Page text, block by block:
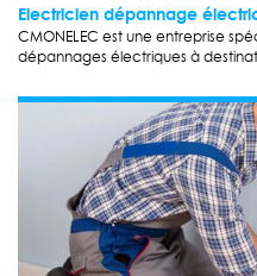
Electricien dépannage
CMONELEC est une entreprise
dépannages électriques à